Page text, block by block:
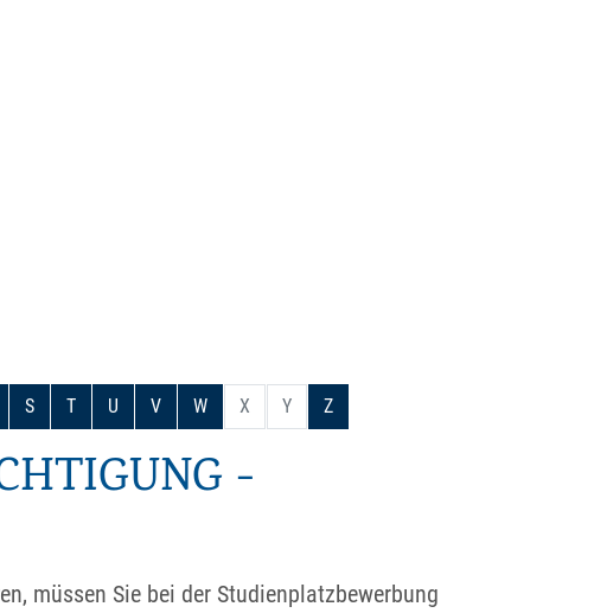
S T U V W X Y Z
-
müssen Sie bei der Studienplatzbewerbung